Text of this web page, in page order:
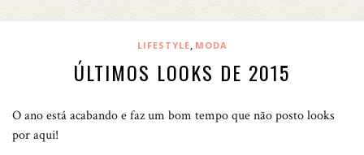
LIFESTYLE, MODA
ÚLTIMOS LOOKS DE 2015
O ano está acabando e faz um bom tempo que não posto looks
por aqui!